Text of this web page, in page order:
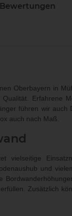
Oberbayern in
Erfahrene
führen wir auch
auch nach Maß.
vielseitige
und
Zusätzlich